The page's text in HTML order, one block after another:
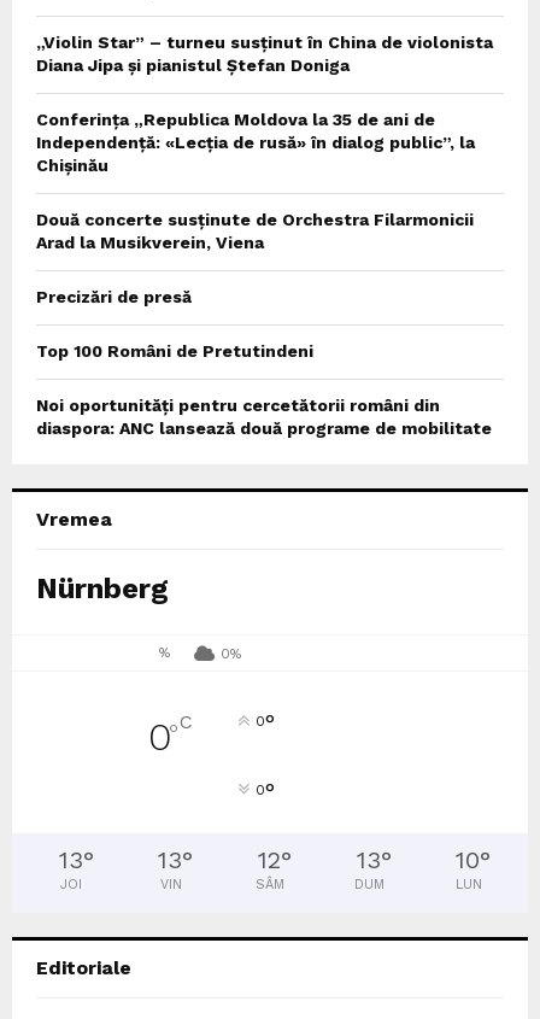
„Violin Star” – turneu susținut în China de violonista
Diana Jipa și pianistul Ștefan Doniga
Conferința „Republica Moldova la 35 de ani de
Independență: «Lecția de rusă» în dialog public”, la
Chișinău
Două concerte susținute de Orchestra Filarmonicii
Arad la Musikverein, Viena
Precizări de presă
Top 100 Români de Pretutindeni
Noi oportunități pentru cercetătorii români din
diaspora: ANC lansează două programe de mobilitate
Vremea
Nürnberg
% 0%
0°C 0°
0°
13°
JOI
13°
VIN
12°
SÂM
13°
DUM
10°
LUN
Editoriale